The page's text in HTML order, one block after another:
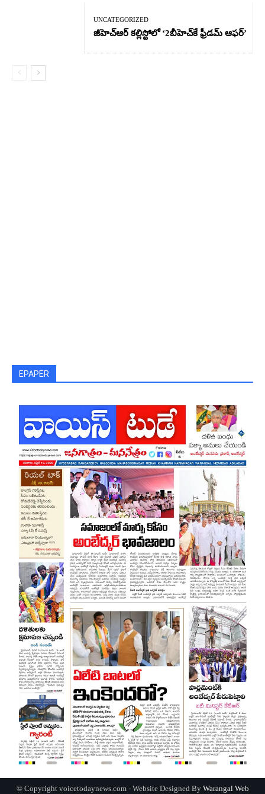
UNCATEGORIZED
జీహెచ్ఆర్‌ కల్లిస్టోలో ‘2బీహెచ్‌కే ఫ్రీడమ్ ఆఫర్’
EPAPER
© Copyright voicetodaynews.com - Website Designed By Warangal Web